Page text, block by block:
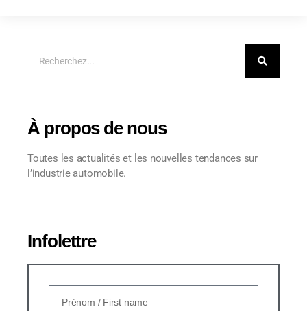
À propos de nous
Toutes les actualités et les nouvelles tendances sur
l’industrie automobile.
Infolettre